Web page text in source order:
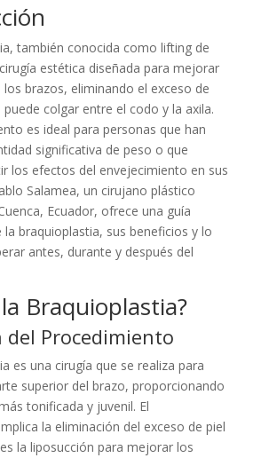
también conocida como lifting de
estética diseñada para mejorar
los brazos, eliminando el exceso de
puede colgar entre el codo y la axila.
es ideal para personas que han
significativa de peso o que
los efectos del envejecimiento en sus
Salamea, un cirujano plástico
Ecuador, ofrece una guía
braquioplastia, sus beneficios y lo
antes, durante y después del
Braquioplastia?
del Procedimiento
es una cirugía que se realiza para
superior del brazo, proporcionando
tonificada y juvenil. El
la eliminación del exceso de piel
la liposucción para mejorar los